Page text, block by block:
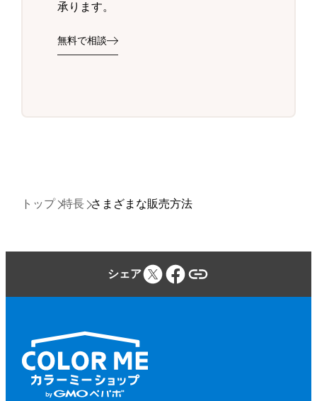
承ります。
無料で相談
トップ 特長 さまざまな販売方法
シェア